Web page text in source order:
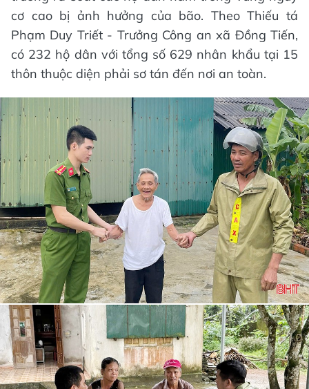
cơ cao bị ảnh hưởng của bão. Theo Thiếu tá
Phạm Duy Triết - Trưởng Công an xã Đồng Tiến,
có 232 hộ dân với tổng số 629 nhân khẩu tại 15
thôn thuộc diện phải sơ tán đến nơi an toàn.